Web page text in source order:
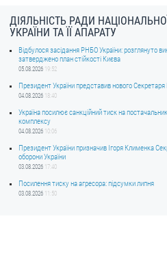
ДІЯЛЬНІСТЬ РАДИ
УКРАЇНИ ТА ЇЇ АПАРАТУ
Відбулося засідання РНБО України: розглянуто
затверджено план стійкості Києва
05.08.2026 19:52
Президент України представив нового
04.08.2026 18:40
Україна посилює санкційний тиск на
комплексу
04.08.2026 10:06
Президент України призначив Ігоря Клименка
оборони України
03.08.2026 17:40
Посилення тиску на агресора: підсумки липня
03.08.2026 11:50